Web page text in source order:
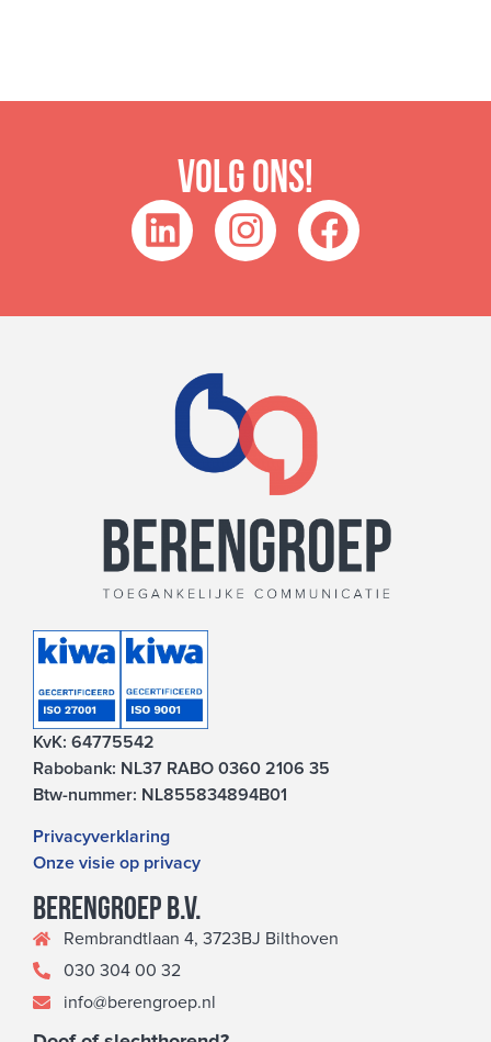
Volg ons!
KvK: 64775542
Rabobank: NL37 RABO 0360 2106 35
Btw-nummer: NL855834894B01
Privacyverklaring
Onze visie op privacy
Berengroep b.v.
Rembrandtlaan 4, 3723BJ Bilthoven
030 304 00 32
info@berengroep.nl